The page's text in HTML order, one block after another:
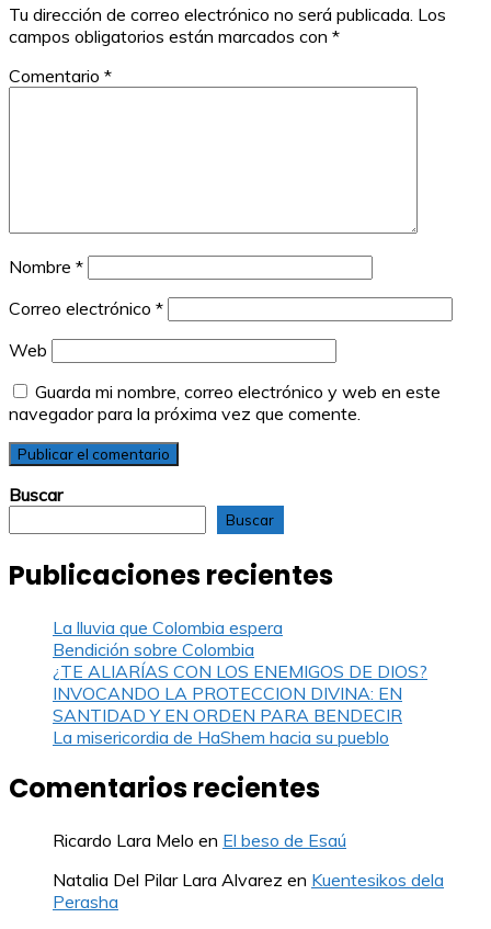
Tu dirección de correo electrónico no será publicada. Los
campos obligatorios están marcados con *
Comentario *
Nombre *
Correo electrónico *
Web
Guarda mi nombre, correo electrónico y web en este
navegador para la próxima vez que comente.
Buscar
Buscar
Publicaciones recientes
La lluvia que Colombia espera
Bendición sobre Colombia
¿TE ALIARÍAS CON LOS ENEMIGOS DE DIOS?
INVOCANDO LA PROTECCION DIVINA: EN
SANTIDAD Y EN ORDEN PARA BENDECIR
La misericordia de HaShem hacia su pueblo
Comentarios recientes
Ricardo Lara Melo en El beso de Esaú
Natalia Del Pilar Lara Alvarez en Kuentesikos dela
Perasha